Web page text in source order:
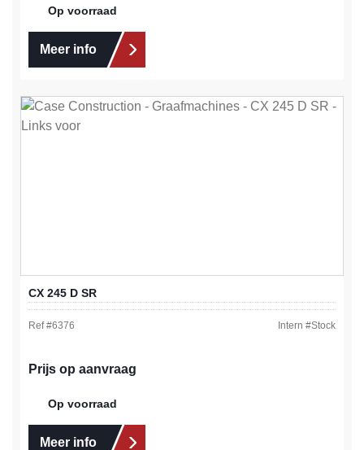
Op voorraad
Meer info
CX 245 D SR
Ref #6376 Intern #Stock
Prijs op aanvraag
Op voorraad
Meer info